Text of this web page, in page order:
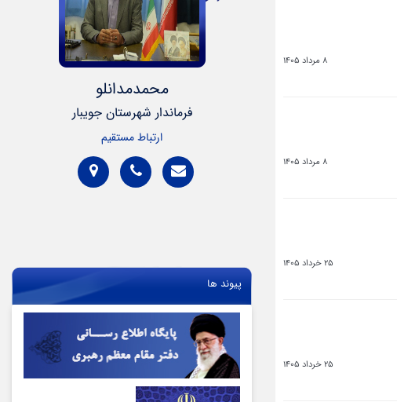
8 مرداد 1405
8 مرداد 1405
25 خرداد 1405
25 خرداد 1405
محمدمدانلو
فرماندار شهرستان جویبار
ارتباط مستقیم
پیوند ها